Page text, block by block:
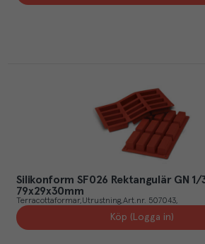
Silikonform SF026 Rektangulär GN 1/
79x29x30mm
Terracottaformar Utrustning Art.nr. 507043
Köp (Logga in)